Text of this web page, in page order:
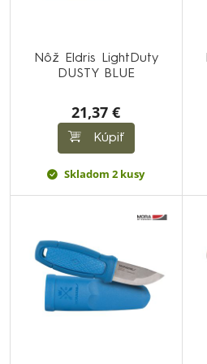
Nôž Eldris LightDuty
DUSTY BLUE
21,37 €
Kúpiť
Skladom 2 kusy